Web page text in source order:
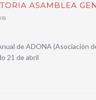
ASAMBLEA
de ADONA (Asociación
21 de abril